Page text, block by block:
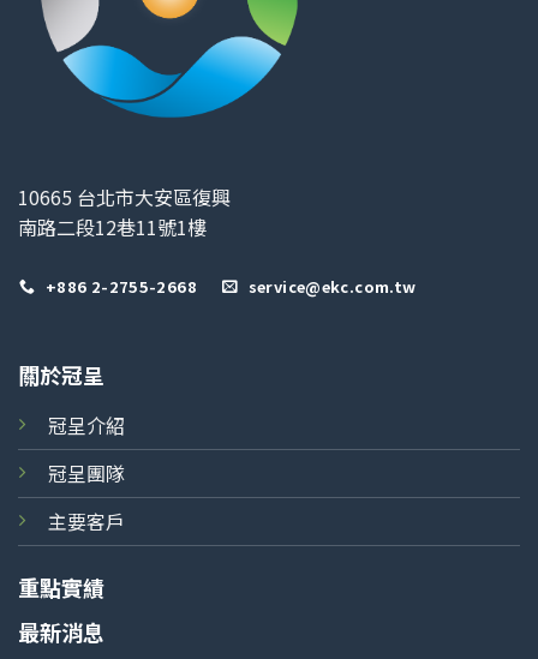
10665 台北市大安區復興
南路二段12巷11號1樓
+886 2-2755-2668 service@ekc.com.tw
關於冠呈
冠呈介紹
冠呈團隊
主要客戶
重點實績
最新消息